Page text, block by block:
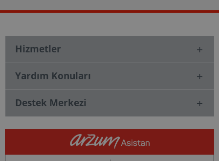
Hizmetler
Yardım Konuları
Destek Merkezi